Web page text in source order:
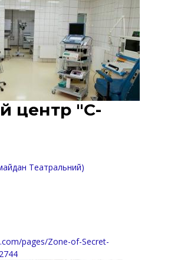
центр "С-
Театральний)
pages/Zone-of-Secret-